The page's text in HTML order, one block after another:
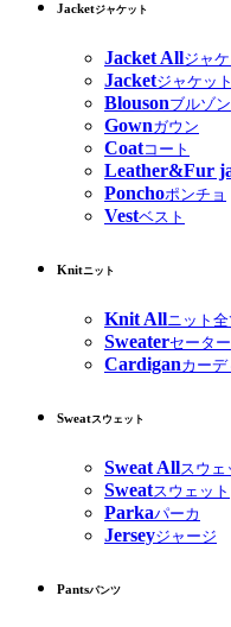
Jacketジャケット
Jacket Allジャ
Jacketジャケット
Blousonブルゾン
Gownガウン
Coatコート
Leather&Fur
Ponchoポンチョ
Vestベスト
Knitニット
Knit Allニット全
Sweaterセーター
Cardiganカーデ
Sweatスウェット
Sweat Allスウェ
Sweatスウェット
Parkaパーカ
Jerseyジャージ
Pantsパンツ